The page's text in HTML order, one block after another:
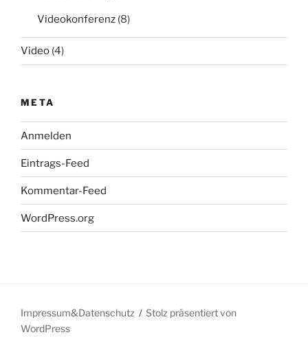
Videokonferenz (8)
Video (4)
META
Anmelden
Eintrags-Feed
Kommentar-Feed
WordPress.org
Impressum&Datenschutz
Stolz präsentiert von
WordPress